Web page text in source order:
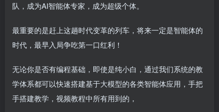
队，成为AI智能体专家，成为超级个体。
最重要的是赶上这趟时代变革的列车，将来一定是智能体的
时代，最早入局争吃第一口红利！
无论你是否有编程基础，即使是纯小白，通过我们系统的教
学体系都可以快速搭建基于大模型的各类智能体应用，手把
手搭建教学，视频教程中所有用到的，